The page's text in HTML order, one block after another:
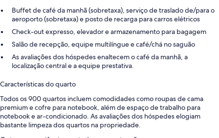
Buffet de café da manhã (sobretaxa), serviço de traslado de/para o
aeroporto (sobretaxa) e posto de recarga para carros elétricos
Check-out expresso, elevador e armazenamento para bagagem
Salão de recepção, equipe multilíngue e café/chá no saguão
As avaliações dos hóspedes enaltecem o café da manhã, a
localização central e a equipe prestativa.
Características do quarto
Todos os 900 quartos incluem comodidades como roupas de cama
premium e cofre para notebook, além de espaço de trabalho para
notebook e ar-condicionado. As avaliações dos hóspedes elogiam
bastante limpeza dos quartos na propriedade.